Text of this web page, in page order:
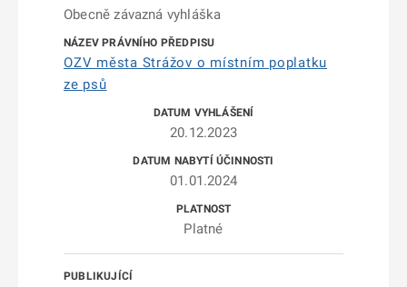
Obecně závazná vyhláška
OZV města Strážov o místním poplatku
ze psů
20.12.2023
01.01.2024
Platné